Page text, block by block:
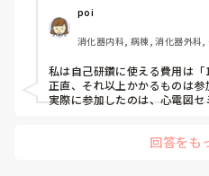
poi
消化器内科, 病棟, 消化器外科,
私は自己研鑽に使える費用は「
正直、それ以上かかるものは参
実際に参加したのは、心電図
回答をも